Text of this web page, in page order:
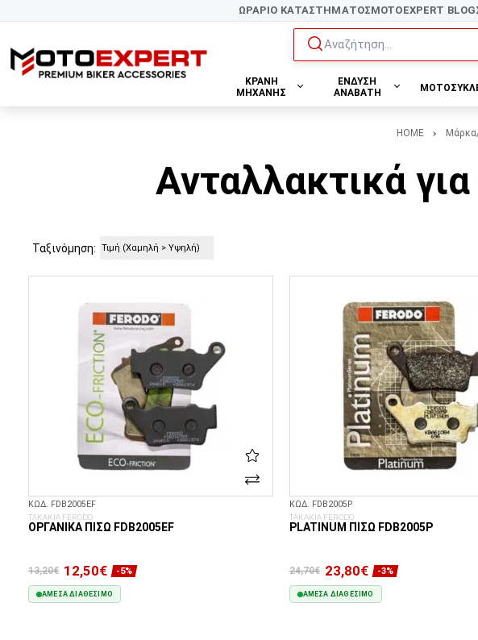
ΩΡΑΡΙΟ ΚΑΤΑΣΤΗΜΑΤΟΣMOTOEXPERT BLOG
Αναζήτηση...
ΚΡΑΝΗ
ΜΗΧΑΝΗΣ
ΕΝΔΥΣΗ
ΑΝΑΒΑΤΗ
HOME
Ανταλλακτικά
Ταξινόμηση:
ΚΩΔ. FDB2005EF
ΤΑΚΑΚΙΑ FERODO
ΟΡΓΑΝΙΚΆ ΠΊΣΩ FDB2005EF
13,20€ 12,50€ -5%
ΆΜΕΣΑ ΔΙΑΘΈΣΙΜΟ
ΚΩΔ. FDB2005P
ΤΑΚΑΚΙΑ FERODO
PLATINUM ΠΊΣΩ FDB2005P
24,70€ 23,80€ -3%
ΆΜΕΣΑ ΔΙΑΘΈΣΙΜΟ